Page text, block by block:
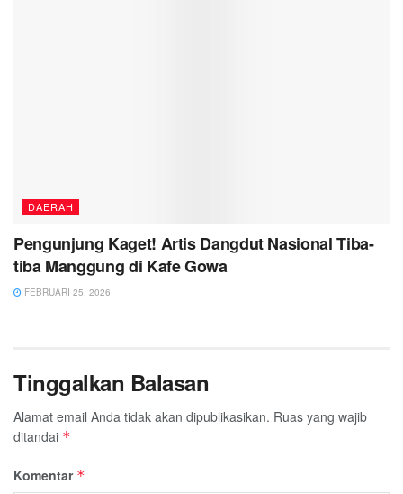
DAERAH
Pengunjung Kaget! Artis Dangdut Nasional Tiba-
tiba Manggung di Kafe Gowa
FEBRUARI 25, 2026
Tinggalkan Balasan
Alamat email Anda tidak akan dipublikasikan. Ruas yang wajib
ditandai *
Komentar *